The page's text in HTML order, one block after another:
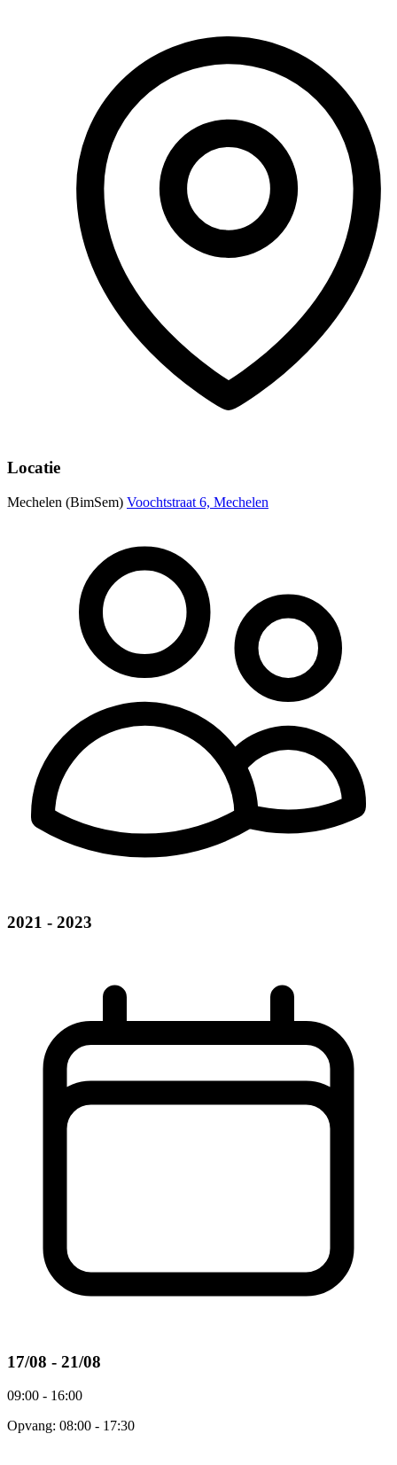
Locatie
Mechelen (BimSem) Voochtstraat 6, Mechelen
2021 - 2023
17/08 - 21/08
09:00 - 16:00
Opvang: 08:00 - 17:30